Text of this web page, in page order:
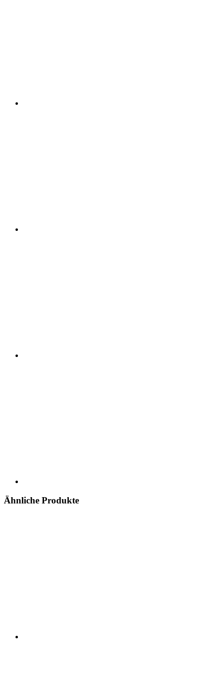
Ähnliche Produkte